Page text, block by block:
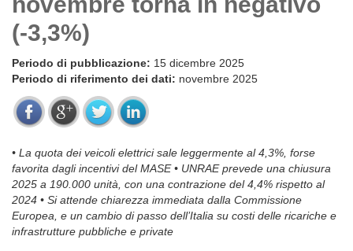
(-3,3%)
Periodo di pubblicazione: 15 dicembre 2025
Periodo di riferimento dei dati: novembre 2025
• La quota dei veicoli elettrici sale leggermente al 4,3%, forse
favorita dagli incentivi del MASE • UNRAE prevede una chiusura
2025 a 190.000 unità, con una contrazione del 4,4% rispetto al
2024 • Si attende chiarezza immediata dalla Commissione
Europea, e un cambio di passo dell’Italia su costi delle ricariche e
infrastrutture pubbliche e private